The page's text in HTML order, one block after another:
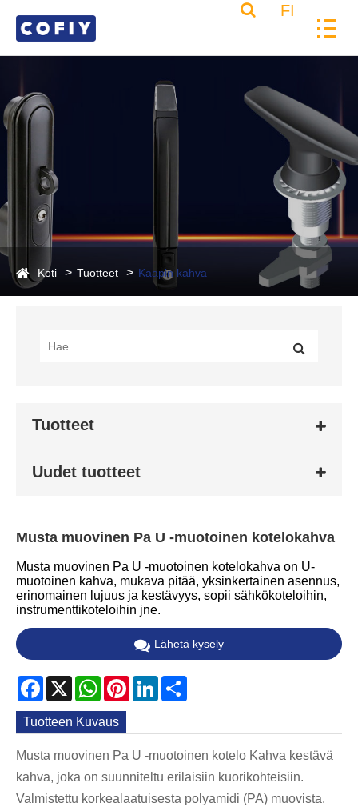
FI
Koti Tuotteet Kaapin kahva
Tuotteet
Uudet tuotteet
Musta muovinen Pa U -muotoinen kotelokahva
Musta muovinen Pa U -muotoinen kotelokahva on U-
muotoinen kahva, mukava pitää, yksinkertainen asennus,
erinomainen lujuus ja kestävyys, sopii sähkökoteloihin,
instrumenttikoteloihin jne.
Lähetä kysely
Facebook
X WhatsApp
PinterestLinkedIn
Tuotteen Kuvaus
Musta muovinen Pa U -muotoinen kotelo Kahva kestävä
kahva, joka on suunniteltu erilaisiin kuorikohteisiin.
Valmistettu korkealaatuisesta polyamidi (PA) muovista.